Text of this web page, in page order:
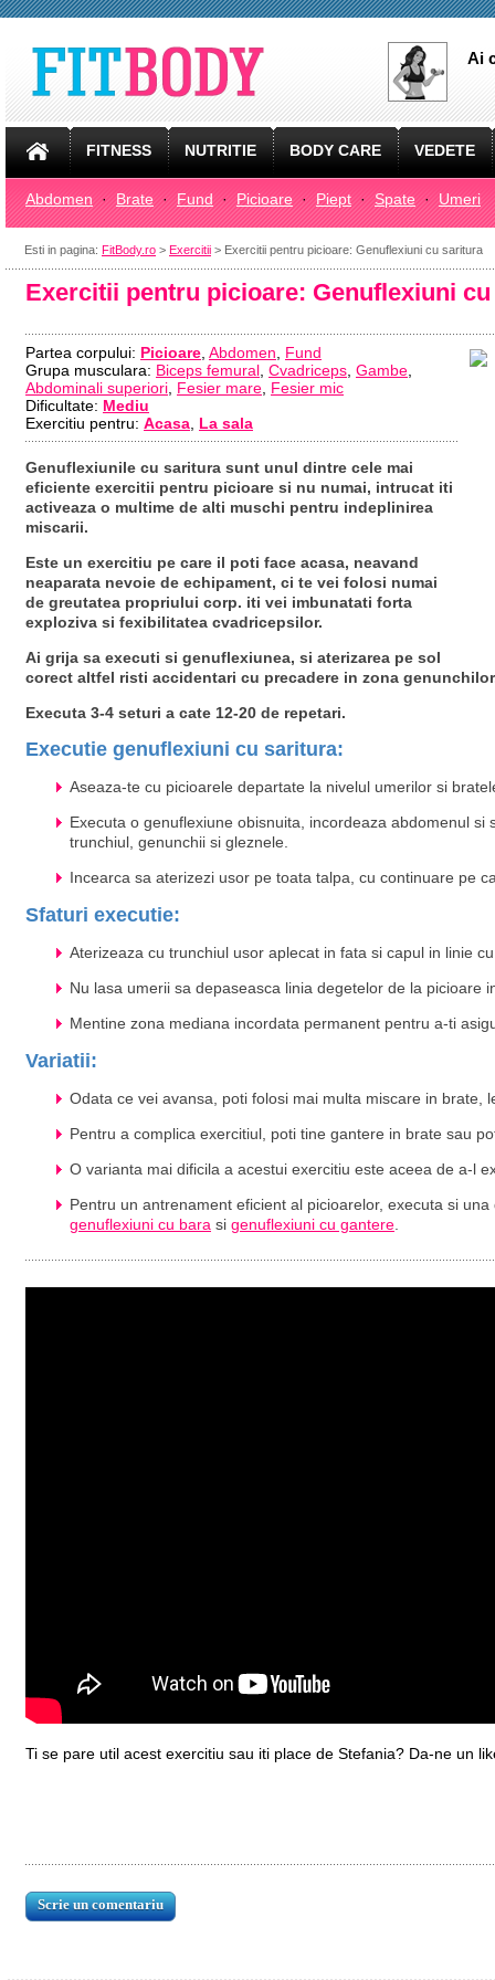
Ai
FITNESS NUTRITIE BODY CARE VEDETE
Abdomen · Brate · Fund · Picioare · Piept · Spate · Umeri
Esti in pagina: FitBody.ro > Exercitii > Exercitii pentru picioare: Genuflexiuni cu saritura
Exercitii pentru picioare: Genuflexiuni
Partea corpului: Picioare Abdomen
Fund
Grupa musculara: Biceps femural Cvadriceps Gambe
Abdominali superiori Fesier mare Fesier mic
Dificultate: Mediu
Exercitiu pentru: Acasa La sala
Genuflexiunile cu saritura sunt unul dintre cele mai
eficiente exercitii pentru picioare si nu numai, intrucat iti
activeaza o multime de alti muschi pentru indeplinirea
miscarii.
Este un exercitiu pe care il poti face acasa, neavand
neaparata nevoie de echipament, ci te vei folosi numai
de greutatea propriului corp. iti vei imbunatati forta
exploziva si fexibilitatea cvadricepsilor.
Ai grija sa executi si genuflexiunea, si aterizarea pe sol
corect altfel risti accidentari cu precadere in zona
Executa 3-4 seturi a cate 12-20 de repetari.
Executie genuflexiuni cu saritura:
Aseaza-te cu picioarele departate la nivelul umerilor si
Executa o genuflexiune obisnuita, incordeaza abdomenul si
trunchiul, genunchii si gleznele.
Incearca sa aterizezi usor pe toata talpa, cu continuare pe
Sfaturi executie:
Aterizeaza cu trunchiul usor aplecat in fata si capul in linie
Nu lasa umerii sa depaseasca linia degetelor de la picioare
Mentine zona mediana incordata permanent pentru a-ti
Variatii:
Odata ce vei avansa, poti folosi mai multa miscare in brate,
Pentru a complica exercitiul, poti tine gantere in brate sau
O varianta mai dificila a acestui exercitiu este aceea de a-l
Pentru un antrenament eficient al picioarelor, executa si
genuflexiuni cu bara si genuflexiuni cu gantere
Ti se pare util acest exercitiu sau iti place de Stefania? Da-ne un